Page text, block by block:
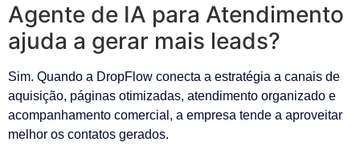
Agente de IA para Atendimento
ajuda a gerar mais leads?
Sim. Quando a DropFlow conecta a estratégia a canais de
aquisição, páginas otimizadas, atendimento organizado e
acompanhamento comercial, a empresa tende a aproveitar
melhor os contatos gerados.